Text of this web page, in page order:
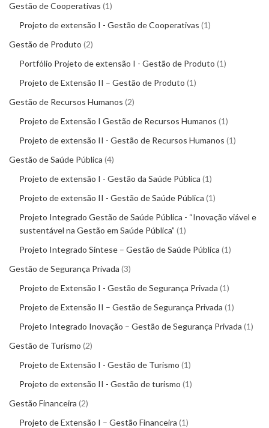
Gestão de Cooperativas 1
Projeto de extensão I - Gestão de Cooperativas 1
Gestão de Produto 2
Portfólio Projeto de extensão I - Gestão de Produto 1
Projeto de Extensão II – Gestão de Produto 1
Gestão de Recursos Humanos 2
Projeto de Extensão I Gestão de Recursos Humanos 1
Projeto de extensão II - Gestão de Recursos Humanos 1
Gestão de Saúde Pública 4
Projeto de extensão I - Gestão da Saúde Pública 1
Projeto de extensão II - Gestão de Saúde Pública 1
Projeto Integrado Gestão de Saúde Pública - “Inovação viável e
sustentável na Gestão em Saúde Pública” 1
Projeto Integrado Síntese – Gestão de Saúde Pública 1
Gestão de Segurança Privada 3
Projeto de Extensão I - Gestão de Segurança Privada 1
Projeto de Extensão II – Gestão de Segurança Privada 1
Projeto Integrado Inovação – Gestão de Segurança Privada 1
Gestão de Turismo 2
Projeto de Extensão I - Gestão de Turismo 1
Projeto de extensão II - Gestão de turismo 1
Gestão Financeira 2
Projeto de Extensão I – Gestão Financeira 1